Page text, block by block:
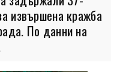
извършена кражба
По данни на